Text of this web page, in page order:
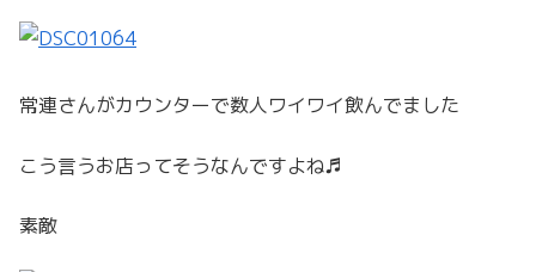
常連さんがカウンターで数人ワイワイ飲んでました
こう言うお店ってそうなんですよね♬
素敵